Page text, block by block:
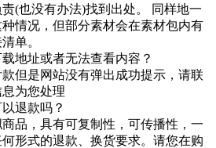
(也没有办法)找到出处。 同样地一
情况，但部分素材会在素材包内有
单。
地址或者无法查看内容？
但是网站没有弹出成功提示，请联
为您处理
退款吗？
品，具有可复制性，可传播性，一
形式的退款、换货要求。请您在购